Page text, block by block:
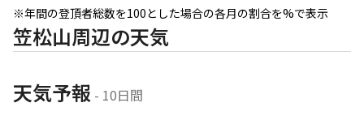
※年間の登頂者総数を100とした場合の各月の割合を%で表示
笠松山周辺の天気
天気予報 - 10日間